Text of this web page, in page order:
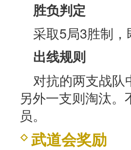
胜负判定
采取5局3胜制
出线规则
对抗的两支战
另外一支则淘汰
员。
武道会奖励